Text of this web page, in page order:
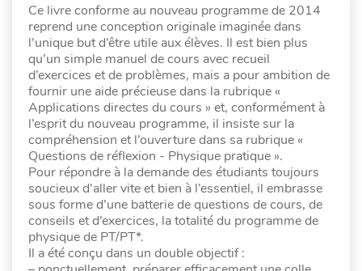
Ce livre conforme au nouveau programme de 2014
reprend une conception originale imaginée dans
l’unique but d’être utile aux élèves. Il est bien plus
qu’un simple manuel de cours avec recueil
d’exercices et de problèmes, mais a pour ambition de
fournir une aide précieuse dans la rubrique «
Applications directes du cours » et, conformément à
l’esprit du nouveau programme, il insiste sur la
compréhension et l’ouverture dans sa rubrique «
Questions de réflexion - Physique pratique ».
Pour répondre à la demande des étudiants toujours
soucieux d’aller vite et bien à l’essentiel, il embrasse
sous forme d’une batterie de questions de cours, de
conseils et d’exercices, la totalité du programme de
physique de PT/PT*.
Il a été conçu dans un double objectif :